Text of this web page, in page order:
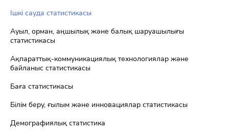
Ішкі сауда статистикасы
Ауыл, орман, аңшылық және балық шаруашылығы
статистикасы
Ақпараттық-коммуникациялық технологиялар және
байланыс статистикасы
Баға статистикасы
Білім беру, ғылым және инновациялар статистикасы
Демографиялық статистика